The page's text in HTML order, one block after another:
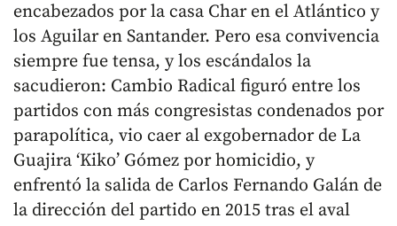
encabezados por la casa Char en el Atlántico y
los Aguilar en Santander. Pero esa convivencia
siempre fue tensa, y los escándalos la
sacudieron: Cambio Radical figuró entre los
partidos con más congresistas condenados por
parapolítica, vio caer al exgobernador de La
Guajira ‘Kiko’ Gómez por homicidio, y
enfrentó la salida de Carlos Fernando Galán de
la dirección del partido en 2015 tras el aval